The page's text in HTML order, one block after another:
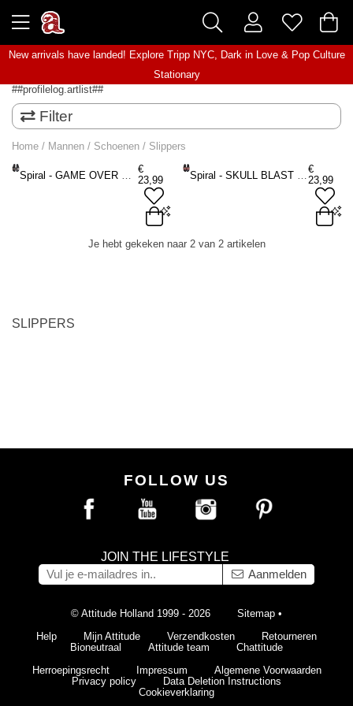
New arrivals have landed! Explore Tripp NYC, Dark in Love& Pop Culture
Stationary
##profilelog.artlist##
Filter
Home / Mannen / Schoenen / Slippers
Spiral - GAME OVER Slippers - Zwart
€
23,99
(EU)M45-(US)12-(UK)11
Spiral - SKULL BLAST Slippers - Zwart
€
23,99
(EU)M44-(US)11-(UK)10
Je hebt gekeken naar 2 van 2 artikelen
SLIPPERS
FOLLOW US
JOIN THE LIFESTYLE
Aanmelden
© Attitude Holland 1999 - 2026 Sitemap •
Help
Mijn Attitude Verzendkosten
Retourneren
Bioneutraal
Attitude team
Chattitude
Herroepingsrecht
Impressum
Algemene Voorwaarden
Privacy policy
Data Deletion Instructions
Cookieverklaring